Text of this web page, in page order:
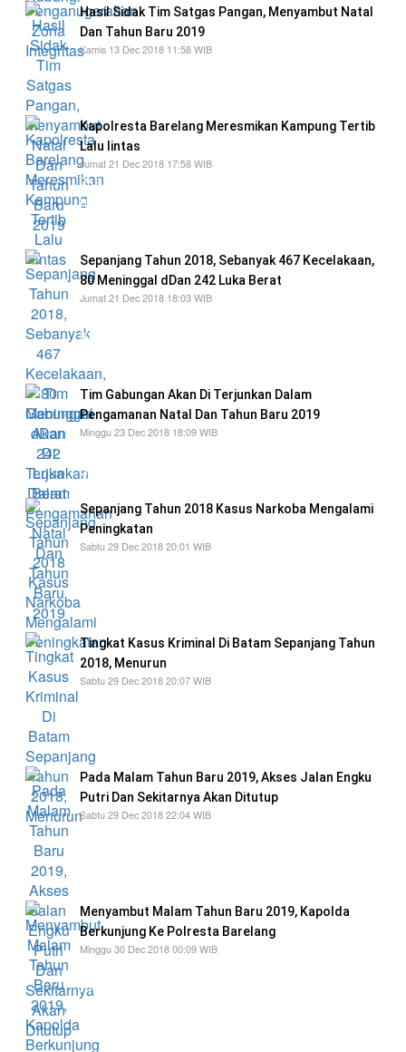
Hasil Sidak Tim Satgas Pangan, Menyambut Natal
Dan Tahun Baru 2019
Kamis 13 Dec 2018 11:58 WIB
Kapolresta Barelang Meresmikan Kampung Tertib
Lalu lintas
Jumat 21 Dec 2018 17:58 WIB
jika warga perumahan Tiban Mas keluar
menggunakan sepeda motor harus
Sepanjang Tahun 2018, Sebanyak 467 Kecelakaan,
80 Meninggal dDan 242 Luka Berat
Jumat 21 Dec 2018 18:03 WIB
ini bisa dapat mengedukasi masyarakat Batam
Tim Gabungan Akan Di Terjunkan Dalam
Pengamanan Natal Dan Tahun Baru 2019
Minggu 23 Dec 2018 18:09 WIB
dengan beriringan dari kendaraan patroli
Sepanjang Tahun 2018 Kasus Narkoba Mengalami
Peningkatan
Sabtu 29 Dec 2018 20:01 WIB
tahun 2018
Tingkat Kasus Kriminal Di Batam Sepanjang Tahun
2018, Menurun
Sabtu 29 Dec 2018 20:07 WIB
Pada Malam Tahun Baru 2019, Akses Jalan Engku
Putri Dan Sekitarnya Akan Ditutup
Sabtu 29 Dec 2018 22:04 WIB
Menyambut Malam Tahun Baru 2019, Kapolda
Berkunjung Ke Polresta Barelang
Minggu 30 Dec 2018 00:09 WIB
menyampaikan serta memberikan motivasi dan
mengapresiasi prestasi yang diraih Polresta
Barelang